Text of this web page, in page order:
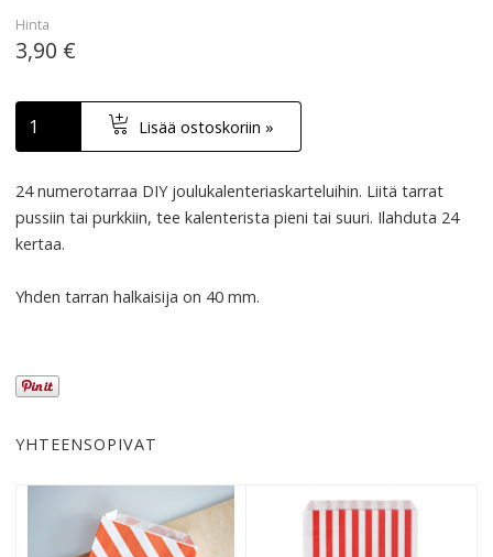
Hinta
3,90 €
Lisää ostoskoriin »
24 numerotarraa DIYjoulukalenteriaskarteluihin. Liitä tarrat
pussiin tai purkkiin, tee kalenterista pieni tai suuri. Ilahduta 24
kertaa.
Yhden tarran halkaisija on 40 mm.
YHTEENSOPIVAT